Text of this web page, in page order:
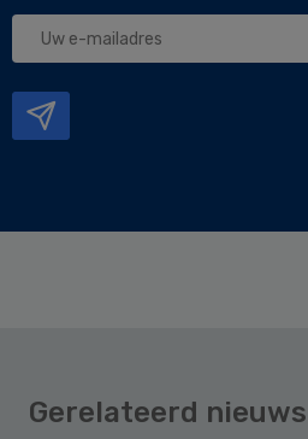
Uw
Gerelateerd nieuws